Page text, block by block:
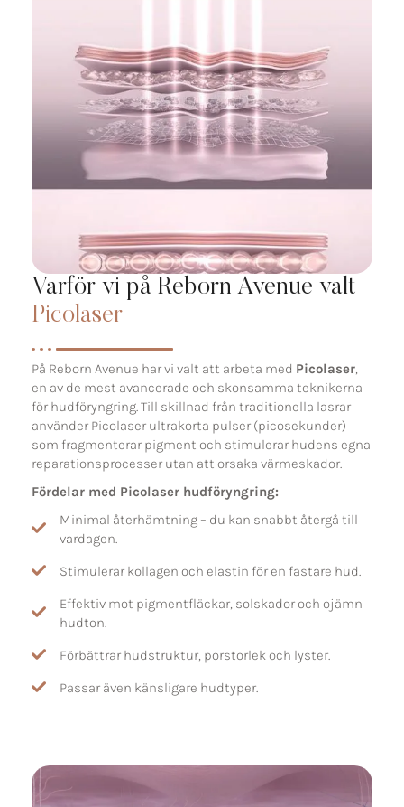
Varför vi på Reborn Avenue valt
Picolaser
På Reborn Avenue har vi valt att arbeta med Picolaser,
en av de mest avancerade och skonsamma teknikerna
för hudföryngring. Till skillnad från traditionella lasrar
använder Picolaser ultrakorta pulser (picosekunder)
som fragmenterar pigment och stimulerar hudens egna
reparationsprocesser utan att orsaka värmeskador.
Fördelar med Picolaser hudföryngring:
Minimal återhämtning – du kan snabbt återgå till
vardagen.
Stimulerar kollagen och elastin för en fastare hud.
Effektiv mot pigmentfläckar, solskador och ojämn
hudton.
Förbättrar hudstruktur, porstorlek och lyster.
Passar även känsligare hudtyper.